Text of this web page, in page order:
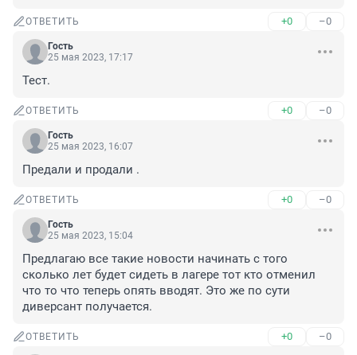
ОТВЕТИТЬ +0 –0
Гость
25 мая 2023, 17:17
Тест.
ОТВЕТИТЬ +0 –0
Гость
25 мая 2023, 16:07
Предали и продали .
ОТВЕТИТЬ +0 –0
Гость
25 мая 2023, 15:04
Предлагаю все такие новости начинать с того
сколько лет будет сидеть в лагере тот кто отменил
что то что теперь опять вводят. Это же по сути
диверсант получается.
ОТВЕТИТЬ +0 –0